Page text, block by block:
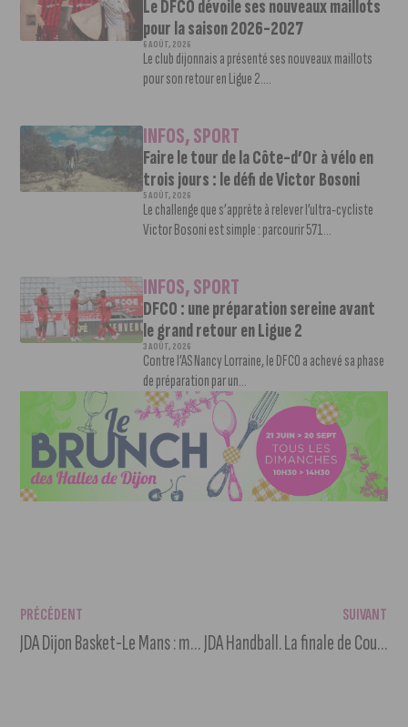
Le DFCO dévoile ses nouveaux maillots
pour la saison 2026-2027
6 AOÛT, 2026
Le club dijonnais a présenté ses nouveaux maillots
pour son retour en Ligue 2....
INFOS,SPORT
Faire le tour de la Côte-d’Or à vélo en
trois jours : le défi de Victor Bosoni
5 AOÛT, 2026
Le challenge que s’apprête à relever l’ultra-cycliste
Victor Bosoni est simple : parcourir 571...
INFOS,SPORT
DFCO : une préparation sereine avant
le grand retour en Ligue 2
3 AOÛT, 2026
Contre l’AS Nancy Lorraine, le DFCO a achevé sa phase
de préparation par un...
PRÉCÉDENT
JDA Dijon Basket-Le Mans : match décisif pour l’Europe et les Playoffs
SUIVANT
JDA Handball. La finale de Coupe de France diffusée au Palais des Sports